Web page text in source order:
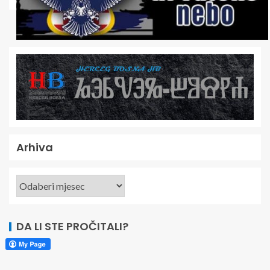
Arhiva
DA LI STE PROČITALI?